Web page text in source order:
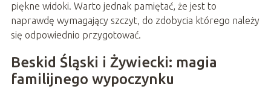
piękne widoki. Warto jednak pamiętać, że jest to
naprawdę wymagający szczyt, do zdobycia którego należy
się odpowiednio przygotować.
Beskid Śląski i Żywiecki: magia
familijnego wypoczynku